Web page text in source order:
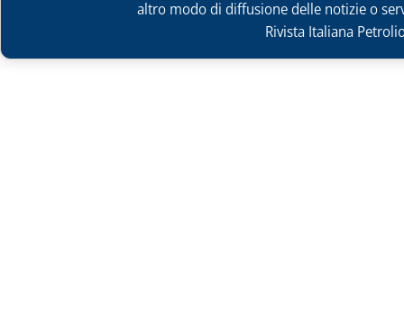
altro modo di diffusione delle notizie o
Rivista Italiana